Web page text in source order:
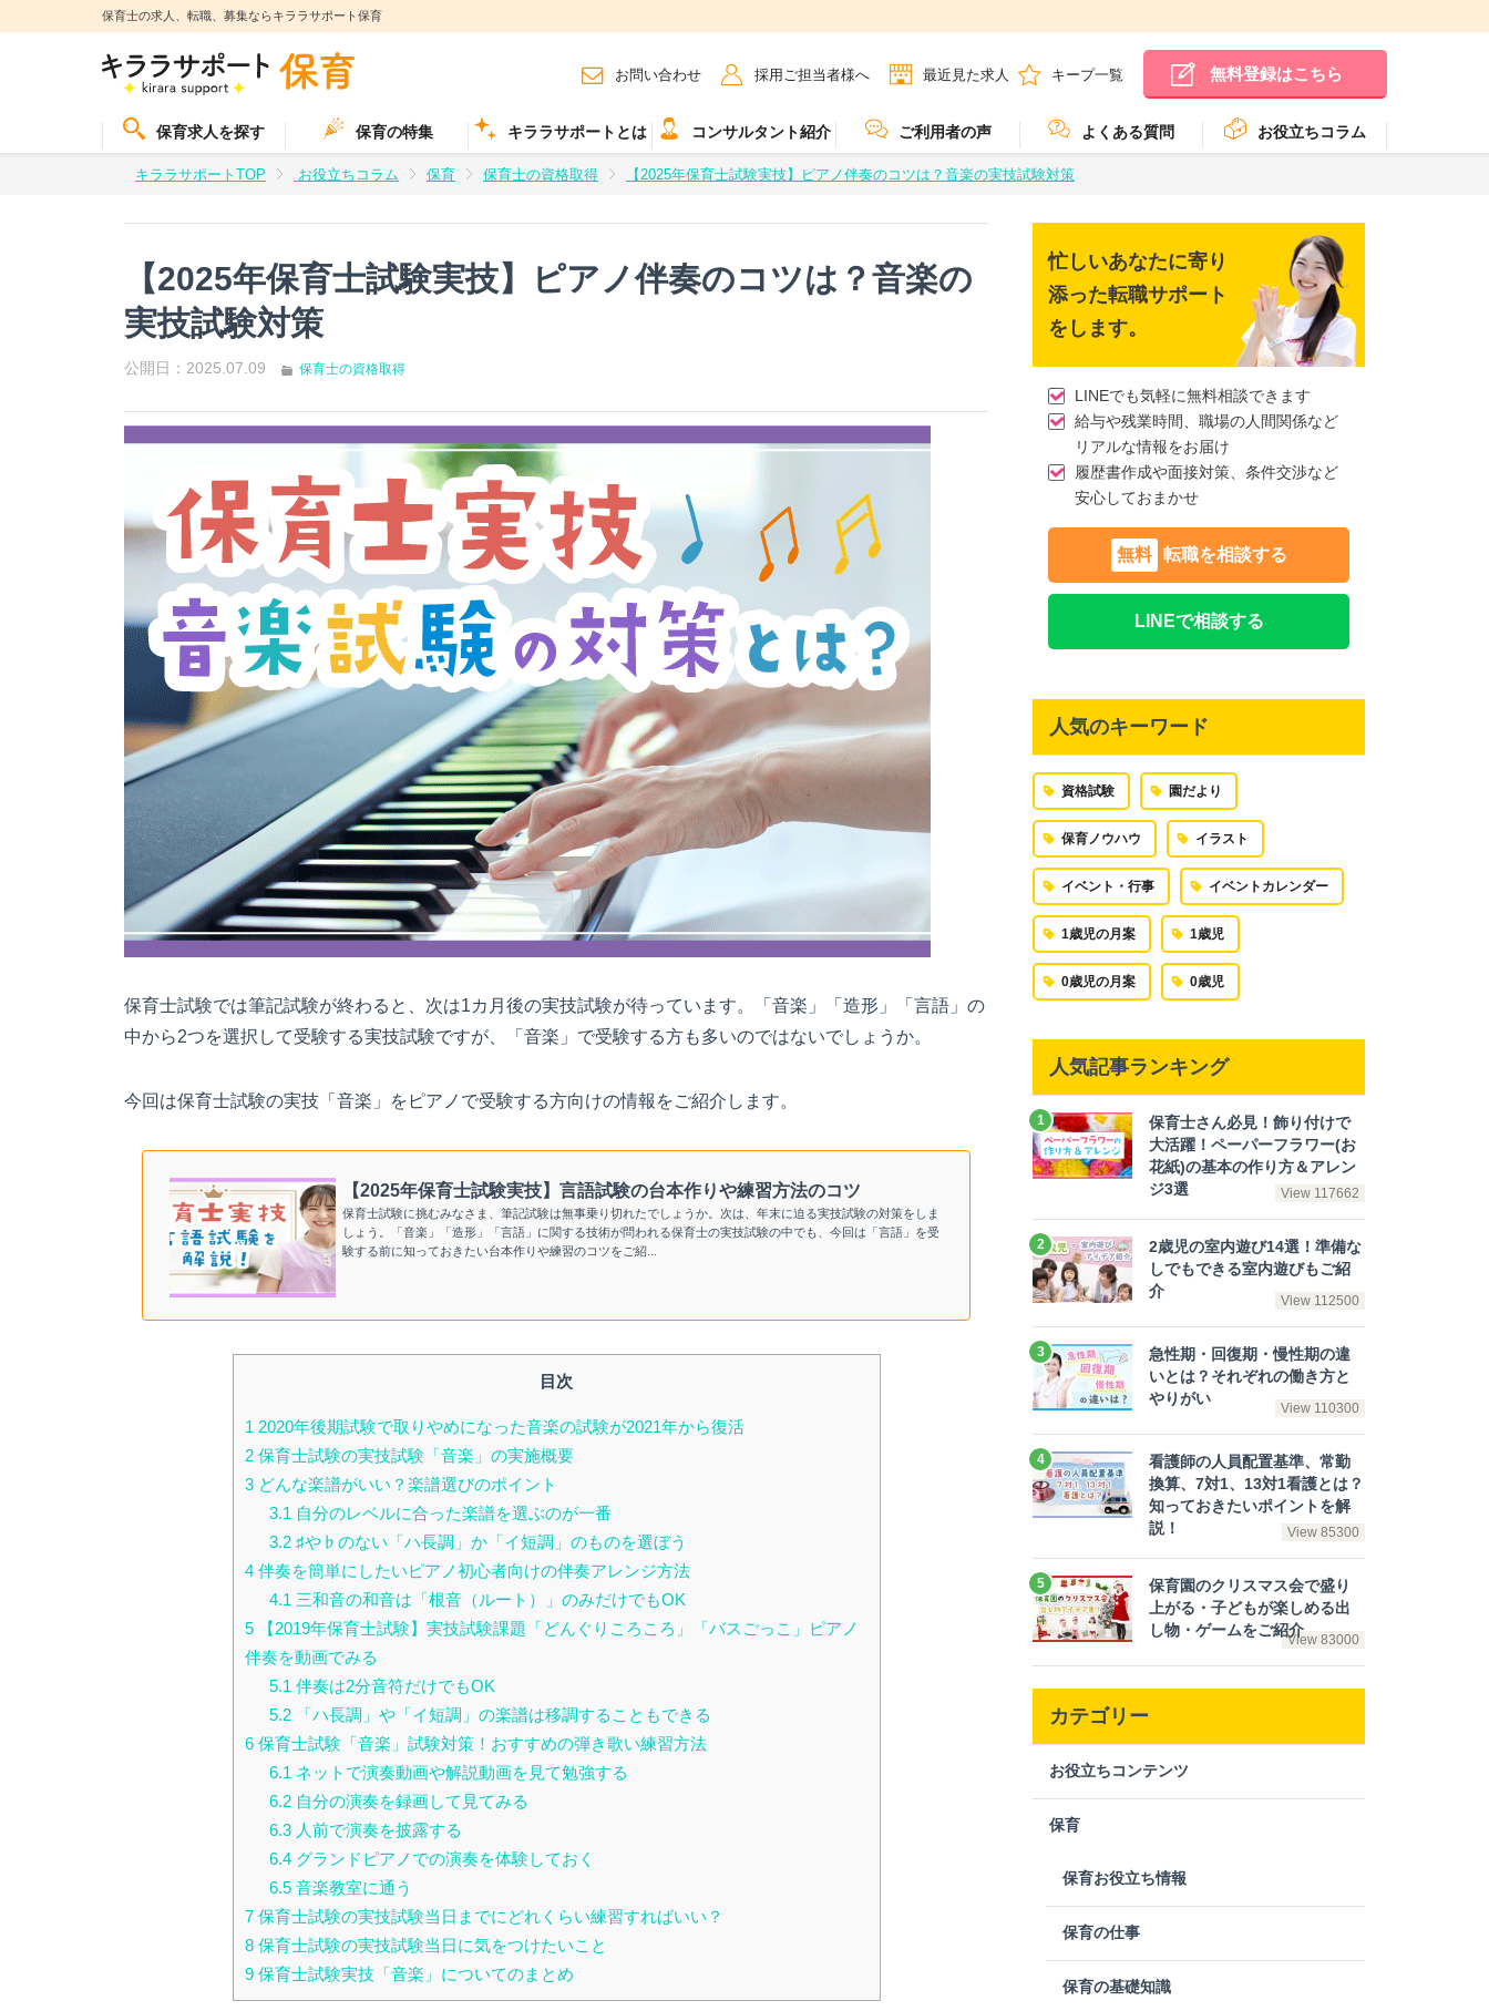
保育士の求人、転職、募集ならキララサポート保育
お問い合わせ 採用ご担当者様へ 最近見た求人 キープ一覧 無料登録はこちら
保育求人を探す 保育の特集 キララサポートとは コンサルタント紹介 ご利用者の声 よくある質問 お役立ちコラム
キララサポートTOP お役立ちコラム 保育 保育士の資格取得 【2025年保育士試験実技】ピアノ伴奏のコツは？音楽の実技試験対策
【2025年保育士試験実技】ピアノ伴奏のコツは？音楽の
実技試験対策
公開日： 2025.07.09 保育士の資格取得
保育士試験では筆記試験が終わると、次は1カ月後の実技試験が待っています。「音楽」「造形」「言語」の
中から2つを選択して受験する実技試験ですが、「音楽」で受験する方も多いのではないでしょうか。
今回は保育士試験の実技「音楽」をピアノで受験する方向けの情報をご紹介します。
【2025年保育士試験実技】言語試験の台本作りや練習方法のコツ
保育士試験に挑むみなさま、筆記試験は無事乗り切れたでしょうか。次は、年末に迫る実技試験の対策をしま
しょう。「音楽」「造形」「言語」に関する技術が問われる保育士の実技試験の中でも、今回は「言語」を受
験する前に知っておきたい台本作りや練習のコツをご紹...
目次
1 2020年後期試験で取りやめになった音楽の試験が2021年から復活
2保育士試験の実技試験「音楽」の実施概要
3どんな楽譜がいい？楽譜選びのポイント
3.1 自分のレベルに合った楽譜を選ぶのが一番
3.2 ♯や♭のない「ハ長調」か「イ短調」のものを選ぼう
4伴奏を簡単にしたいピアノ初心者向けの伴奏アレンジ方法
4.1 三和音の和音は「根音（ルート）」のみだけでもOK
5【2019年保育士試験】実技試験課題「どんぐりころころ」「バスごっこ」ピアノ
伴奏を動画でみる
5.1 伴奏は2分音符だけでもOK
5.2 「ハ長調」や「イ短調」の楽譜は移調することもできる
6保育士試験「音楽」試験対策！おすすめの弾き歌い練習方法
6.1 ネットで演奏動画や解説動画を見て勉強する
6.2 自分の演奏を録画して見てみる
6.3 人前で演奏を披露する
6.4 グランドピアノでの演奏を体験しておく
6.5 音楽教室に通う
7保育士試験の実技試験当日までにどれくらい練習すればいい？
8保育士試験の実技試験当日に気をつけたいこと
9保育士試験実技「音楽」についてのまとめ
忙しいあなたに寄り
添った転職サポート
をします。
LINEでも気軽に無料相談できます
給与や残業時間、職場の人間関係など
リアルな情報をお届け
履歴書作成や面接対策、条件交渉など
安心しておまかせ
無料 転職を相談する
LINEで相談する
人気のキーワード
資格試験 園だより
保育ノウハウ イラスト
イベント・行事 イベントカレンダー
1歳児の月案 1歳児
0歳児の月案 0歳児
人気記事ランキング
保育士さん必見！飾り付けで
大活躍！ペーパーフラワー(お
花紙)の基本の作り方＆アレン
ジ3選
View 117662
2歳児の室内遊び14選！準備な
しでもできる室内遊びもご紹
介
View 112500
急性期・回復期・慢性期の違
いとは？それぞれの働き方と
やりがい
View 110300
看護師の人員配置基準、常勤
換算、7対1、13対1看護とは？
知っておきたいポイントを解
説！
View 85300
保育園のクリスマス会で盛り
上がる・子どもが楽しめる出
し物・ゲームをご紹介
View 83000
カテゴリー
お役立ちコンテンツ
保育
保育お役立ち情報
保育の仕事
保育の基礎知識